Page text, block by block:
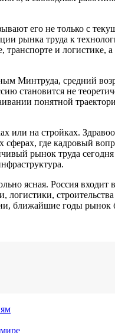
его не только с
рынка труда к
и
Минтруда, средний
становится не
понятной
или на стройках.
сферах, где кадровый
рынок труда
ясная. Россия
ближайшие годы